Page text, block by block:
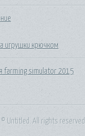
игрушки крючком
farming simulator 2015
© Untitled. All rights reserved.